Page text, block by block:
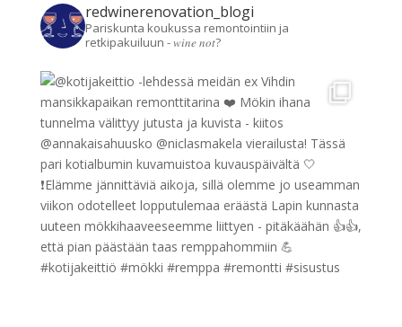
redwinerenovation_blogi
Pariskunta koukussa remontointiin ja
retkipakuiluun - 𝑤𝑖𝑛𝑒 𝑛𝑜𝑡?